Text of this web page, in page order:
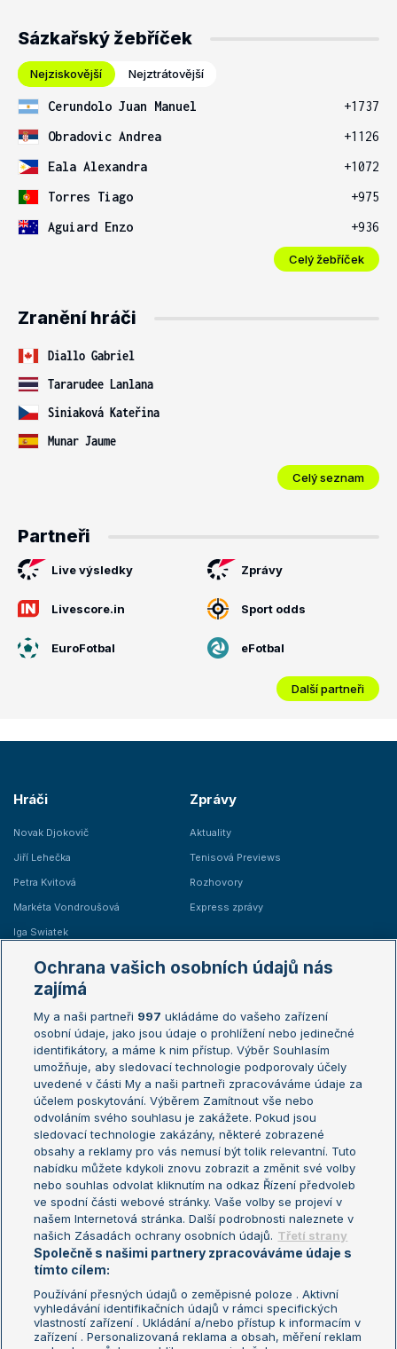
Sázkařský žebříček
Nejziskovější Nejztrátovější
Cerundolo Juan Manuel
+1737
Obradovic Andrea
+1126
Eala Alexandra
+1072
Torres Tiago
+975
Aguiard Enzo
+936
Celý žebříček
Zranění hráči
Diallo Gabriel
Tararudee Lanlana
Siniaková Kateřina
Munar Jaume
Celý seznam
Partneři
Live výsledky Zprávy
Livescore.in Sport odds
EuroFotbal eFotbal
Další partneři
Hráči
Novak Djokovič
Jiří Lehečka
Petra Kvitová
Markéta Vondroušová
Iga Swiatek
Zprávy
Aktuality
Tenisová Previews
Rozhovory
Express zprávy
Žebříčky
Žebříček ATP (muži)
Žebříček WTA (ženy)
Sázkařský žebříček
Australian Open
French Open
Wimbledon
US Open
Turnaj mistrů
Turnaj mistryň
Aktualní trendy
Fotbalové přestupy
Livesport Daily
LS Prague Open
Podmínky užití
Nastavení soukromí
GDPR a žurnalistika
Reklama
Ochrana vašich osobních údajů nás
zajímá
My a naši partneři 997 ukládáme do vašeho zařízení
osobní údaje, jako jsou údaje o prohlížení nebo jedinečné
identifikátory, a máme k nim přístup. Výběr Souhlasím
umožňuje, aby sledovací technologie podporovaly účely
uvedené v části My a naši partneři zpracováváme údaje za
účelem poskytování. Výběrem Zamítnout vše nebo
odvoláním svého souhlasu je zakážete. Pokud jsou
sledovací technologie zakázány, některé zobrazené
obsahy a reklamy pro vás nemusí být tolik relevantní. Tuto
nabídku můžete kdykoli znovu zobrazit a změnit své volby
nebo souhlas odvolat kliknutím na odkaz Řízení předvoleb
ve spodní části webové stránky. Vaše volby se projeví v
našem Internetová stránka. Další podrobnosti naleznete v
našich Zásadách ochrany osobních údajů. Třetí strany
Společně s našimi partnery zpracováváme údaje s
tímto cílem:
Používání přesných údajů o zeměpisné poloze . Aktivní
vyhledávání identifikačních údajů v rámci specifických
vlastností zařízení . Ukládání a/nebo přístup k informacím v
zařízení . Personalizovaná reklama a obsah, měření reklam